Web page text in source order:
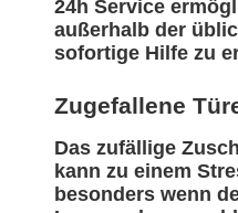
24h Service
außerhalb der
sofortige Hilfe zu
Zugefallene
Das zufällige
kann zu einem
besonders wenn